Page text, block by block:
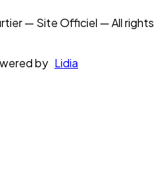
— Site Officiel — All rights
by Lidia